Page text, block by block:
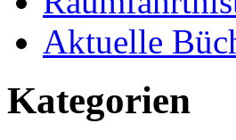
Aktuelle
Kategorien